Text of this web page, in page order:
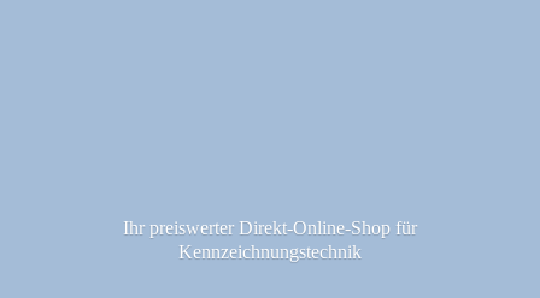
Ihr preiswerter Direkt-Online-Shop für
Kennzeichnungstechnik